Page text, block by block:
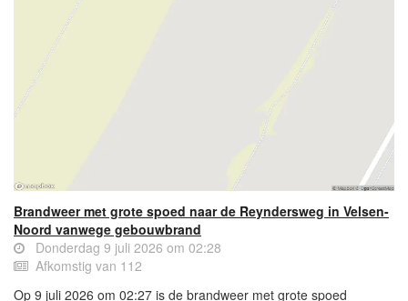
Brandweer met grote spoed naar de Reyndersweg in Velsen-
Noord vanwege gebouwbrand
Donderdag 9 juli 2026 om 02:28
Afkomstig van 112
Op 9 juli 2026 om 02:27 is de brandweer met grote spoed